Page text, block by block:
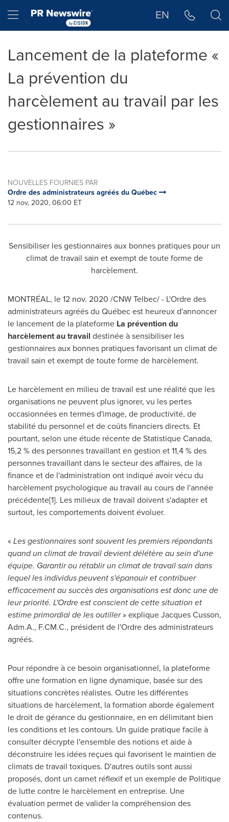
Hamburger menu EN
Lancement de la plateforme «
La prévention du
harcèlement au travail par les
gestionnaires »
NOUVELLES FOURNIES PAR
Ordre des administrateurs agréés du Québec
12 nov, 2020, 06:00 ET
Sensibiliser les gestionnaires aux bonnes pratiques pour un
climat de travail sain et exempt de toute forme de
harcèlement.
MONTRÉAL, le12 nov. 2020 /CNW Telbec/ - L'Ordre des
administrateurs agréés du Québec est heureux d'annoncer
le lancement de la plateforme La prévention du
harcèlement au travail destinée à sensibiliser les
gestionnaires aux bonnes pratiques favorisant un climat de
travail sain et exempt de toute forme de harcèlement.
Le harcèlement en milieu de travail est une réalité que les
organisations ne peuvent plus ignorer, vu les pertes
occasionnées en termes d'image, de productivité, de
stabilité du personnel et de coûts financiers directs. Et
pourtant, selon une étude récente de Statistique Canada,
15,2 % des personnes travaillant en gestion et 11,4 % des
personnes travaillant dans le secteur des affaires, de la
finance et de l'administration ont indiqué avoir vécu du
harcèlement psychologique au travail au cours de l'année
précédente[1]. Les milieux de travail doivent s'adapter et
surtout, les comportements doivent évoluer.
«Les gestionnaires sont souvent les premiers répondants
quand un climat de travail devient délétère au sein d'une
équipe. Garantir ou rétablir un climat de travail sain dans
lequel les individus peuvent s'épanouir et contribuer
efficacement au succès des organisations est donc une de
leur priorité. L'Ordre est conscient de cette situation et
estime primordial de les outiller» expliqueJacques Cusson,
Adm.A., F.CM.C., président de l'Ordre des administrateurs
agréés.
Pour répondre à ce besoin organisationnel, la plateforme
offre une formation en ligne dynamique, basée sur des
situations concrètes réalistes. Outre les différentes
situations de harcèlement, la formation aborde également
le droit de gérance du gestionnaire, en en délimitant bien
les conditions et les contours. Un guide pratique facile à
consulter décrypte l'ensemble des notions et aide à
déconstruire les idées reçues qui favorisent le maintien de
climats de travail toxiques. D'autres outils sont aussi
proposés, dont un carnet réflexif et un exemple de Politique
de lutte contre le harcèlement en entreprise. Une
évaluation permet de valider la compréhension des
contenus.